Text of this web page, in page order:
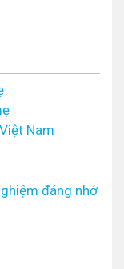
Nam
đáng nhớ